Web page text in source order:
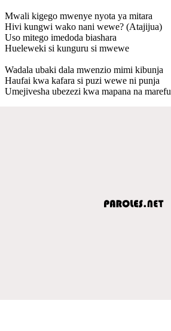
Mwali kigego mwenye nyota ya mitara
Hivi kungwi wako nani wewe? (Atajijua)
Uso mitego imedoda biashara
Hueleweki si kunguru si mwewe
Wadala ubaki dala mwenzio mimi kibunja
Haufai kwa kafara si puzi wewe ni punja
Umejivesha ubezezi kwa mapana na marefu